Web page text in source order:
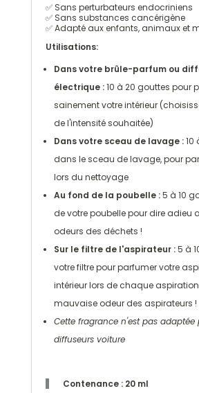
✅ Sans perturbateurs endocriniens
✅ Sans substances cancérigène
✅ Adapté aux enfants, animaux et
Utilisations:
Dans votre brûle-parfum ou
électrique :10 à 20 gouttes pour
sainement votre intérieur
de l'intensité souhaitée)
Dans votre sceau de lavage :10
dans le sceau de lavage, pour
lors du nettoyage
Au fond de la poubelle :5 à 10
de votre poubelle pour dire adieu
odeurs des déchets !
Sur le filtre de l'aspirateur :5 à
votre filtre pour parfumer votre
intérieur lors de chaque
mauvaise odeur des aspirateurs !
Cette fragrance n'est pas adaptée
diffuseurs voiture
Contenance : 20 ml